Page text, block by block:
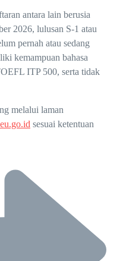
antara lain berusia
2026, lulusan S-1 atau
pernah atau sedang
kemampuan bahasa
ITP 500, serta tidak
melalui laman
sesuai ketentuan